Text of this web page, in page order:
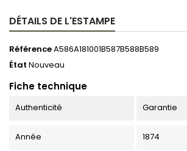
DÉTAILS DE L'ESTAMPE
RéférenceA586A181001B587B588B589
État Nouveau
Fiche technique
Authenticité Garantie
Année 1874